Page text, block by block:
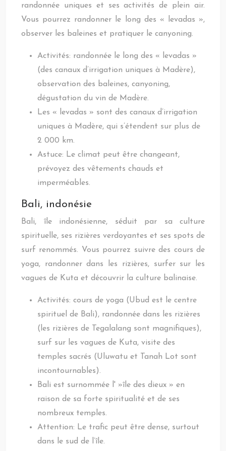
randonnée uniques et ses activités de plein air.
Vous pourrez randonner le long des « levadas »,
observer les baleines et pratiquer le canyoning.
Activités: randonnée le long des « levadas »
(des canaux d’irrigation uniques à Madère),
observation des baleines, canyoning,
dégustation du vin de Madère.
Les « levadas » sont des canaux d’irrigation
uniques à Madère, qui s’étendent sur plus de
2 000 km.
Astuce: Le climat peut être changeant,
prévoyez des vêtements chauds et
imperméables.
Bali, indonésie
Bali, île indonésienne, séduit par sa culture
spirituelle, ses rizières verdoyantes et ses spots de
surf renommés. Vous pourrez suivre des cours de
yoga, randonner dans les rizières, surfer sur les
vagues de Kuta et découvrir la culture balinaise.
Activités: cours de yoga (Ubud est le centre
spirituel de Bali), randonnée dans les rizières
(les rizières de Tegalalang sont magnifiques),
surf sur les vagues de Kuta, visite des
temples sacrés (Uluwatu et Tanah Lot sont
incontournables).
Bali est surnommée l' »île des dieux » en
raison de sa forte spiritualité et de ses
nombreux temples.
Attention: Le trafic peut être dense, surtout
dans le sud de l’île.